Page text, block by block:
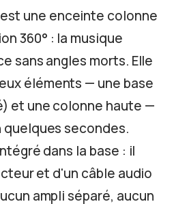
est une enceinte colonne
360° : la musique
sans angles morts. Elle
éléments — une base
et une colonne haute —
quelques secondes.
dans la base : il
et d'un câble audio
ampli séparé, aucun